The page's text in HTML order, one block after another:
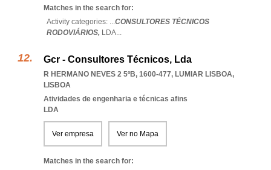
Matches in the search for:
Activity categories: ...CONSULTORES TÉCNICOS
RODOVIÁRIOS, LDA...
Gcr - Consultores Técnicos, Lda
R HERMANO NEVES 2 5ºB, 1600-477, LUMIAR LISBOA,
LISBOA
Atividades de engenharia e técnicas afins
LDA
Ver empresa Ver no Mapa
Matches in the search for: